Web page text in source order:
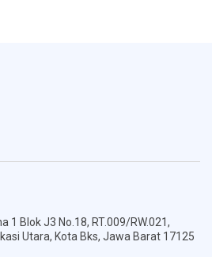
1 Blok J3 No.18, RT.009/RW.021,
Utara, Kota Bks, Jawa Barat 17125